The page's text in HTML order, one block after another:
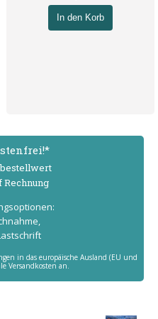
In den Korb
Rechnung
in das europäische Ausland (EU und
Versandkosten an.